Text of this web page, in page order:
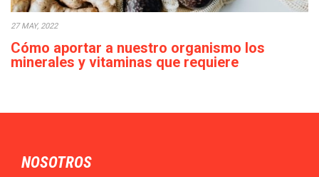
27 MAY, 2022
Cómo aportar a nuestro organismo los
minerales y vitaminas que requiere
NOSOTROS